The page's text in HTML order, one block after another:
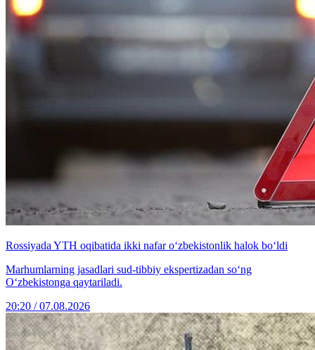
Rossiyada YTH oqibatida ikki nafar o‘zbekistonlik halok bo‘ldi
Marhumlarning jasadlari sud-tibbiy ekspertizadan so‘ng
O‘zbekistonga qaytariladi.
20:20 / 07.08.2026